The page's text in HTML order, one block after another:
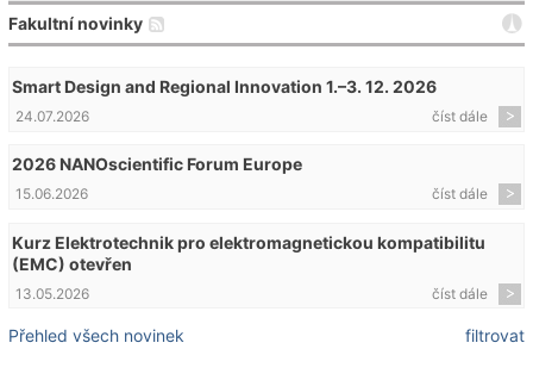
Fakultní novinky
Smart Design and Regional Innovation 1.–3. 12. 2026
číst dále
24.07.2026
2026 NANOscientific Forum Europe
číst dále
15.06.2026
Kurz Elektrotechnik pro elektromagnetickou kompatibilitu
(EMC) otevřen
číst dále
13.05.2026
Přehled všech novinek filtrovat